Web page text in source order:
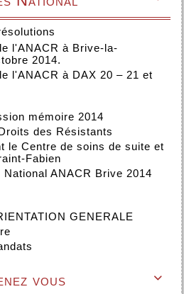
l'ANACR à Brive-la-
2014.
l'ANACR à DAX 20 – 21 et
mémoire 2014
des Résistants
le Centre de soins de suite et
Fabien
ANACR Brive 2014
GENERALE

vous